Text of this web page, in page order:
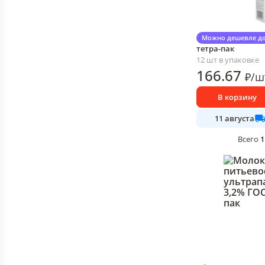
Можно дешевле
Сливки
тетра-пак
12 шт в упаковке
166.67 ₽/
В корзину
11 августа
Всего 1